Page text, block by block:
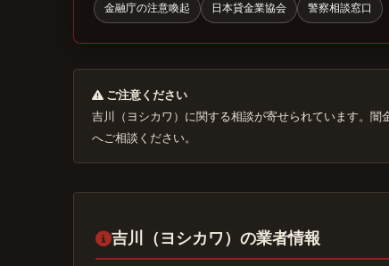
金融庁の注意喚起 日本貸金業協会 警察相談窓口
ご注意ください
吉川（ヨシカワ）に関する相談が寄せられています。
へご相談ください。
吉川（ヨシカワ）の業者情報